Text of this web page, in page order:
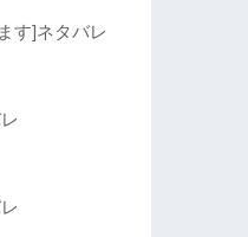
す]ネタバレ